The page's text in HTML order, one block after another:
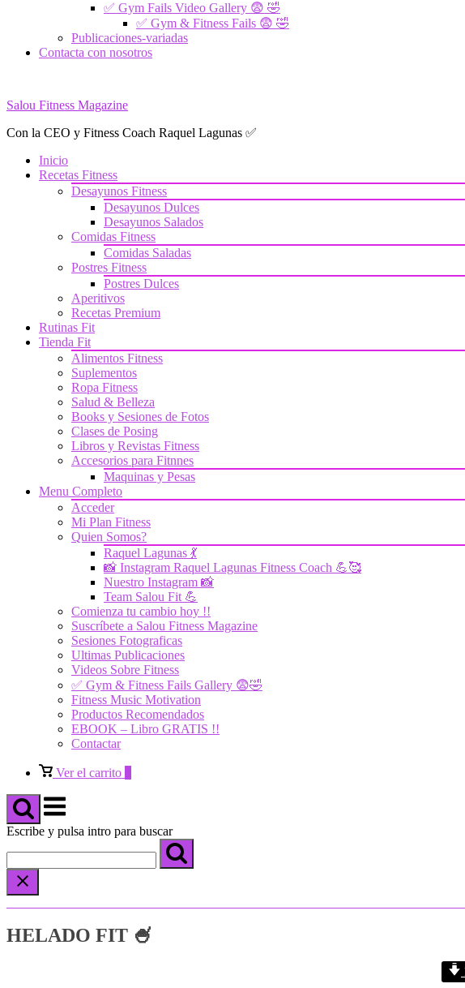
✅ Gym Fails Video Gallery 😨 🤣
✅ Gym & Fitness Fails 😨 🤣
Publicaciones-variadas
Contacta con nosotros
contenido
Salou Fitness Magazine
Con la CEO y Fitness Coach Raquel Lagunas ✅
Inicio
Recetas Fitness
Desayunos Fitness
Desayunos Dulces
Desayunos Salados
Comidas Fitness
Comidas Saladas
Postres Fitness
Postres Dulces
Aperitivos
Recetas Premium
Rutinas Fit
Tienda Fit
Alimentos Fitness
Suplementos
Ropa Fitness
Salud & Belleza
Books y Sesiones de Fotos
Clases de Posing
Libros y Revistas Fitness
Accesorios para Fitnnes
Maquinas y Pesas
Menu Completo
Acceder
Mi Plan Fitness
Quien Somos?
Raquel Lagunas 💃
📸 Instagram Raquel Lagunas Fitness Coach 💪🥰
Nuestro Instagram 📸
Team Salou Fit 💪
Comienza tu cambio hoy !!
Suscríbete a Salou Fitness Magazine
Sesiones Fotograficas
Ultimas Publicaciones
Videos Sobre Fitness
✅ Gym & Fitness Fails Gallery 😨🤣
Fitness Music Motivation
Productos Recomendados
EBOOK – Libro GRATIS !!
Contactar
Ver
carrito
de
compra
Ver el carrito
Menú
Escribe y pulsa intro para buscar
HELADO FIT 🍧